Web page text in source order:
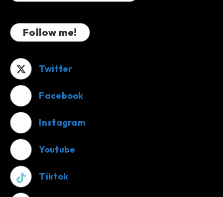
Follow me!
Twitter
Facebook
Instagram
Youtube
Tiktok